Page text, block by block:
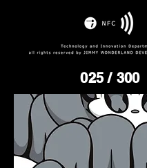
025 / 300